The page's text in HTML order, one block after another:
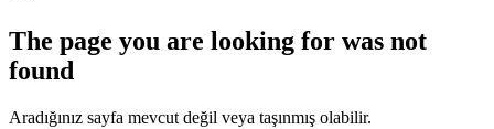
The page you are looking for was not
found
Aradığınız sayfa mevcut değil veya taşınmış olabilir.